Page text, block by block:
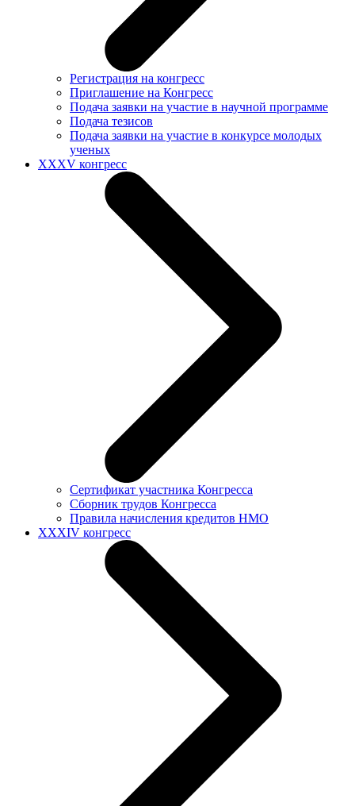
Регистрация на конгресс
Приглашение на Конгресс
Подача заявки на участие в научной программе
Подача тезисов
Подача заявки на участие в конкурсе молодых
ученых
XXXV конгресс
Сертификат участника Конгресса
Сборник трудов Конгресса
Правила начисления кредитов НМО
XXXIV конгресс